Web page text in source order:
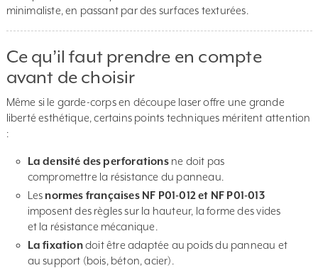
minimaliste, en passant par des surfaces texturées.
Ce qu’il faut prendre en compte
avant de choisir
Même si le garde-corps en découpe laser offre une grande
liberté esthétique, certains points techniques méritent attention
:
La densité des perforationsne doit pas
compromettre la résistance du panneau.
Les normes françaises NF P01-012 et NF P01-013
imposent des règles sur la hauteur, la forme des vides
et la résistance mécanique.
La fixationdoit être adaptée au poids du panneau et
au support (bois, béton, acier).